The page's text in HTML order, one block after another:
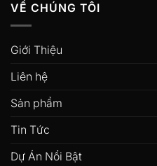
VỀ CHÚNG TÔI
Giới Thiệu
Liên hệ
Sản phẩm
Tin Tức
Dự Án Nổi Bật